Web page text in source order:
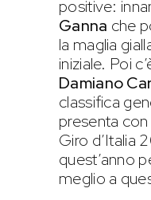
positive:
Ganna che
la maglia
iniziale. Poi
Damiano
classifica
presenta
Giro d’Italia
quest’anno
meglio a